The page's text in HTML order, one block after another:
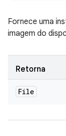
Fornece uma
imagem do
Retorna
File